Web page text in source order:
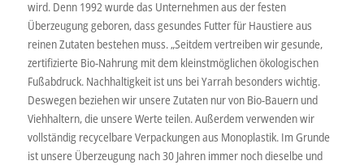
wird. Denn 1992 wurde das Unternehmen aus der festen
Überzeugung geboren, dass gesundes Futter für Haustiere aus
reinen Zutaten bestehen muss. „Seitdem vertreiben wir gesunde,
zertifizierte Bio-Nahrung mit dem kleinstmöglichen ökologischen
Fußabdruck. Nachhaltigkeit ist uns bei Yarrah besonders wichtig.
Deswegen beziehen wir unsere Zutaten nur von Bio-Bauern und
Viehhaltern, die unsere Werte teilen. Außerdem verwenden wir
vollständig recycelbare Verpackungen aus Monoplastik. Im Grunde
ist unsere Überzeugung nach 30 Jahren immer noch dieselbe und